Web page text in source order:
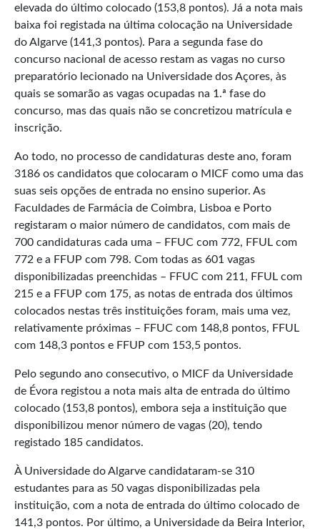
elevada do último colocado (153,8 pontos). Já a nota mais
baixa foi registada na última colocação na Universidade
do Algarve (141,3 pontos). Para a segunda fase do
concurso nacional de acesso restam as vagas no curso
preparatório lecionado na Universidade dos Açores, às
quais se somarão as vagas ocupadas na 1.ª fase do
concurso, mas das quais não se concretizou matrícula e
inscrição.
Ao todo, no processo de candidaturas deste ano, foram
3186 os candidatos que colocaram o MICF como uma das
suas seis opções de entrada no ensino superior. As
Faculdades de Farmácia de Coimbra, Lisboa e Porto
registaram o maior número de candidatos, com mais de
700 candidaturas cada uma – FFUC com 772, FFUL com
772 e a FFUP com 798. Com todas as 601 vagas
disponibilizadas preenchidas – FFUC com 211, FFUL com
215 e a FFUP com 175, as notas de entrada dos últimos
colocados nestas três instituições foram, mais uma vez,
relativamente próximas – FFUC com 148,8 pontos, FFUL
com 148,3 pontos e FFUP com 153,5 pontos.
Pelo segundo ano consecutivo, o MICF da Universidade
de Évora registou a nota mais alta de entrada do último
colocado (153,8 pontos), embora seja a instituição que
disponibilizou menor número de vagas (20), tendo
registado 185 candidatos.
À Universidade do Algarve candidataram-se 310
estudantes para as 50 vagas disponibilizadas pela
instituição, com a nota de entrada do último colocado de
141,3 pontos. Por último, a Universidade da Beira Interior,